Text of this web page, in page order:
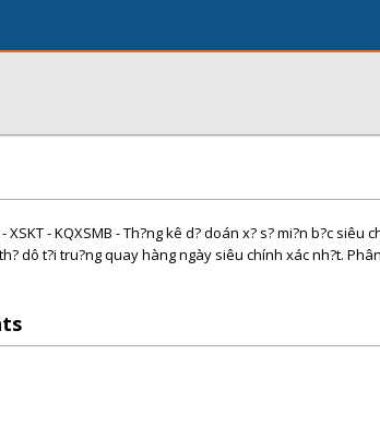
- XSKT - KQXSMB - Th?ng kê d? doán x? s? mi?n b?c
dô t?i tru?ng quay hàng ngày siêu chính xác nh?t.